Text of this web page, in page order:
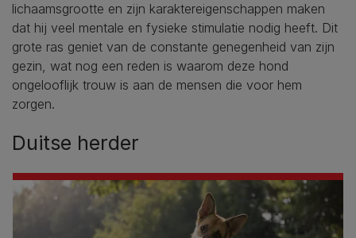
lichaamsgrootte en zijn karaktereigenschappen maken
dat hij veel mentale en fysieke stimulatie nodig heeft. Dit
grote ras geniet van de constante genegenheid van zijn
gezin, wat nog een reden is waarom deze hond
ongelooflijk trouw is aan de mensen die voor hem
zorgen.
Duitse herder